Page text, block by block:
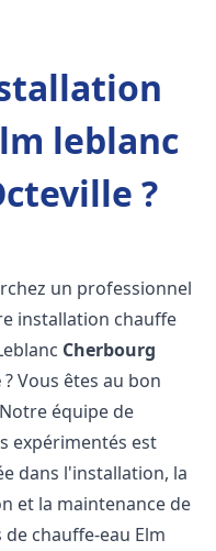
leblanc
?
un professionnel
installation chauffe
Cherbourg
? Vous êtes au bon
équipe de
expérimentés est
dans l'installation, la
et la maintenance de
de chauffe-eau Elm